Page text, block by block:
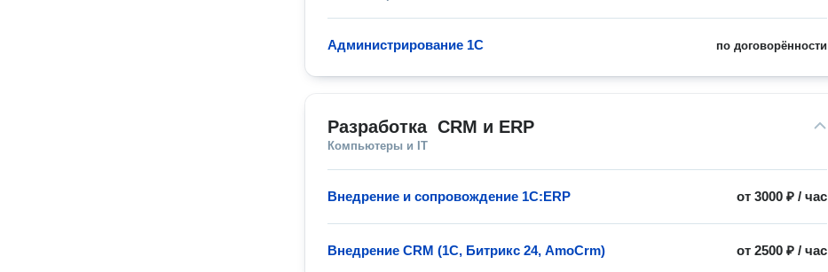
по договорённости
Администрирование 1С
Разработка  СRM и ERP
Компьютеры и IT
от3000 ₽ /час
Внедрение и сопровождение 1С:ERP
от2500 ₽ /час
Внедрение CRM (1С, Битрикс 24, AmoCrm)